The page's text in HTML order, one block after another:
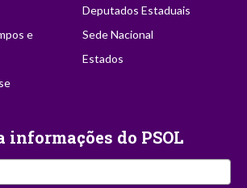
e
Deputados Estaduais
Sede Nacional
Estados
informações do PSOL